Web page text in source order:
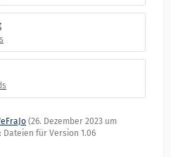
(26. Dezember 2023 um
für Version 1.06